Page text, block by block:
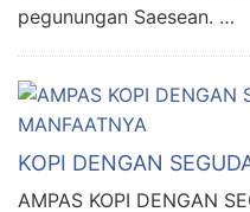
pegunungan Saesean. …
KOPI DENGAN
AMPAS KOPI DENGAN